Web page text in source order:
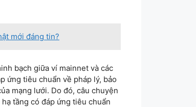
mới đáng tin?
bạch giữa ví mainnet và các
ứng tiêu chuẩn về pháp lý, bảo
mạng lưới. Do đó, câu chuyện
tầng có đáp ứng tiêu chuẩn